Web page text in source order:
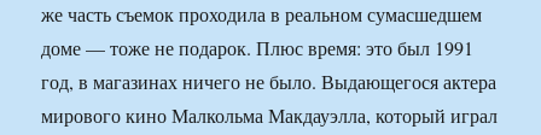
же часть съемок проходила в реальном сумасшедшем
доме — тоже не подарок. Плюс время: это был 1991
год, в магазинах ничего не было. Выдающегося актера
мирового кино Малкольма Макдауэлла, который играл